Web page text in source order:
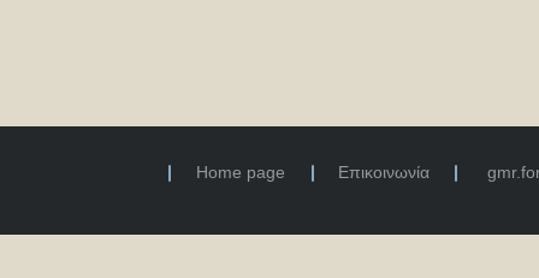
Home page Επικοινωνία